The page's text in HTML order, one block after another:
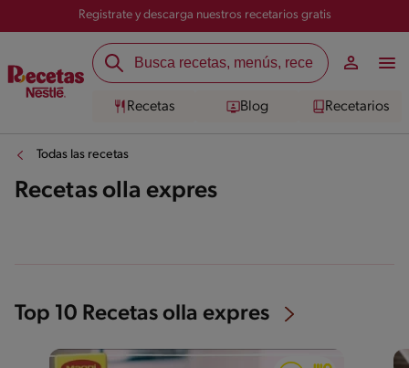
Registrate y descarga nuestros recetarios gratis
Recetas Blog Recetarios
Todas las recetas
Recetas olla expres
Top 10 Recetas olla expres